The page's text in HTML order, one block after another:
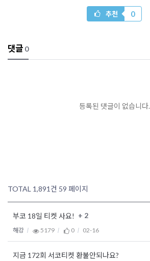
추천 0
댓글 0
등록된 댓글이 없습니다.
TOTAL 1,891건 59 페이지
부코 18일 티켓 사요! + 2
해강 5179 0 02-16
지금 172회 서코티켓 환불안되나요?